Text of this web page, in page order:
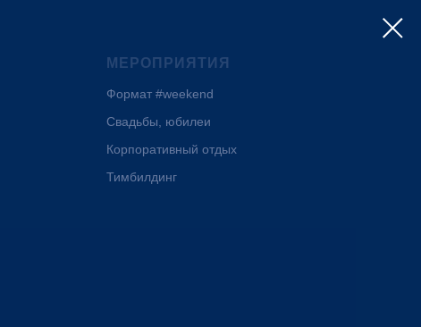
МЕРОПРИЯТИЯ
Формат #weekend
Свадьбы, юбилеи
Корпоративный отдых
Тимбилдинг